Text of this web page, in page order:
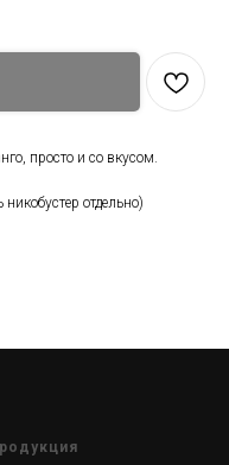
просто и со вкусом.
отдельно)